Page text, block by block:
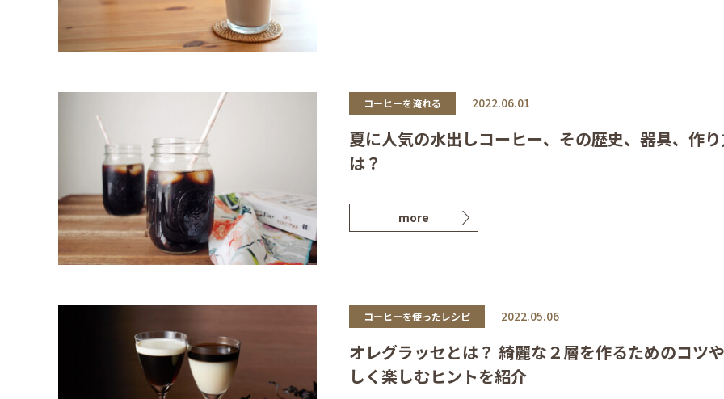
コーヒーを淹れる 2022.06.01
夏に人気の水出しコーヒー、その歴史、器具、作
は？
more
コーヒーを使ったレシピ 2022.05.06
オレグラッセとは？ 綺麗な２層を作るためのコツ
しく楽しむヒントを紹介